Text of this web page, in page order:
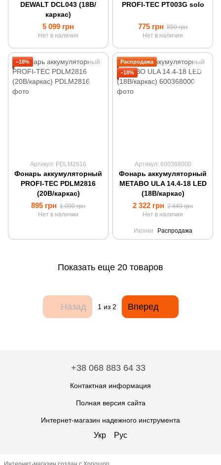
DEWALT DCL043 (18В/
каркас)
5 099 грн
Нет в наличии
PROFI-TEC PT003G solo
775 грн 850 грн
Нет в наличии
−18%
Артикул: PDLM2816
Фонарь аккумуляторный
PROFI-TEC PDLM2816
(20В/каркас)
895 грн 1 090 грн
Нет в наличии
Распродажа
−18%
Артикул: 600368000
Фонарь аккумуляторный
METABO ULA 14.4-18 LED
(18В/каркас)
2 322 грн 2 840 грн
Нет в наличии
Иконки Распродажа
Показать еще 20 товаров
Назад 1 из 2 Вперед
+38 068 883 64 33
Контактная информация
Полная версия сайта
Интернет-магазин надежного инструмента
Укр Рус